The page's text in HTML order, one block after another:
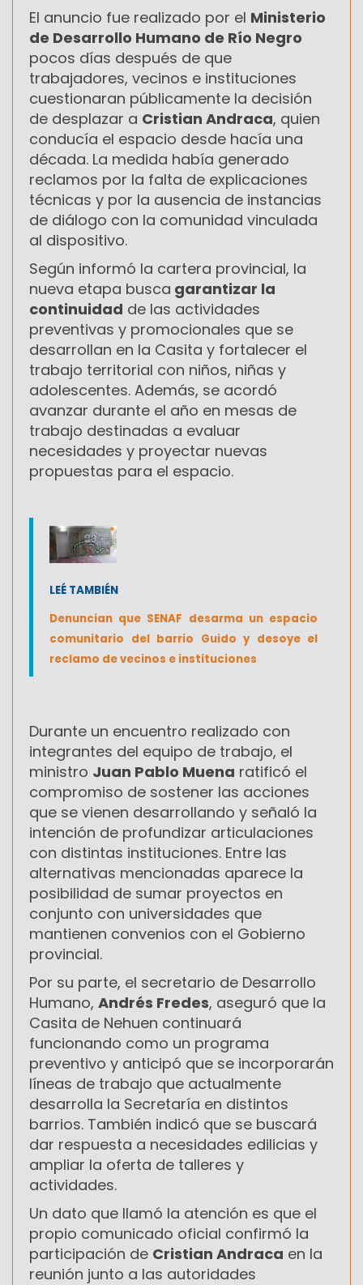
El anuncio fue realizado por el Ministerio
de Desarrollo Humano de Río Negro
pocos días después de que
trabajadores, vecinos e instituciones
cuestionaran públicamente la decisión
de desplazar a Cristian Andraca, quien
conducía el espacio desde hacía una
década. La medida había generado
reclamos por la falta de explicaciones
técnicas y por la ausencia de instancias
de diálogo con la comunidad vinculada
al dispositivo.
Según informó la cartera provincial, la
nueva etapa busca garantizar la
continuidad de las actividades
preventivas y promocionales que se
desarrollan en la Casita y fortalecer el
trabajo territorial con niños, niñas y
adolescentes. Además, se acordó
avanzar durante el año en mesas de
trabajo destinadas a evaluar
necesidades y proyectar nuevas
propuestas para el espacio.
LEÉ TAMBIÉN
Denuncian que SENAF desarma un espacio
comunitario del barrio Guido y desoye el
reclamo de vecinos e instituciones
Durante un encuentro realizado con
integrantes del equipo de trabajo, el
ministro Juan Pablo Muena ratificó el
compromiso de sostener las acciones
que se vienen desarrollando y señaló la
intención de profundizar articulaciones
con distintas instituciones. Entre las
alternativas mencionadas aparece la
posibilidad de sumar proyectos en
conjunto con universidades que
mantienen convenios con el Gobierno
provincial.
Por su parte, el secretario de Desarrollo
Humano, Andrés Fredes, aseguró que la
Casita de Nehuen continuará
funcionando como un programa
preventivo y anticipó que se incorporarán
líneas de trabajo que actualmente
desarrolla la Secretaría en distintos
barrios. También indicó que se buscará
dar respuesta a necesidades edilicias y
ampliar la oferta de talleres y
actividades.
Un dato que llamó la atención es que el
propio comunicado oficial confirmó la
participación de Cristian Andraca en la
reunión junto a las autoridades